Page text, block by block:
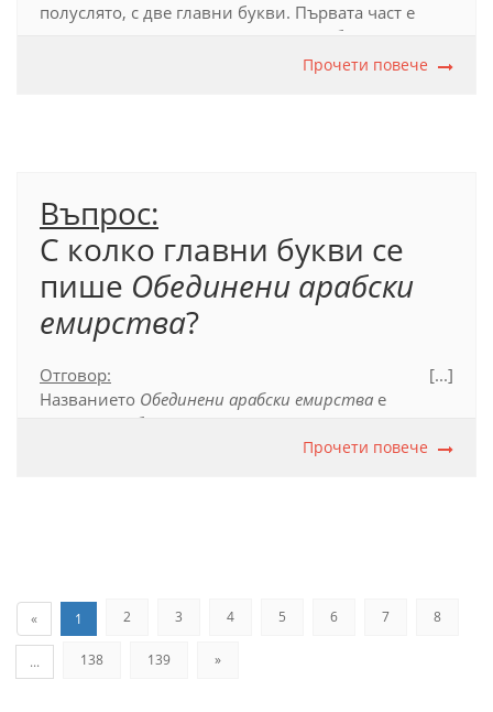
полуслято, с две главни букви. Първата част е
сложно прилагателно име, което е образувано от
съчетание на лично и фамилно име.Прочети повече
Въпрос:
С колко главни букви се
пише Обединени арабски
емирства?
Отговор:
Названието Обединени арабски емирства е
съставно собствено име, което се пише само с
една главна буква при първата дума.
[...]
Прочети повече
« 1 2 3 4 5 6 7 8
... 138 139 »